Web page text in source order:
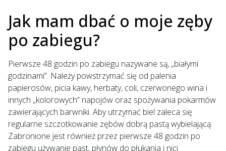
Jak mam dbać o moje zęby
po zabiegu?
Pierwsze 48 godzin po zabiegu nazywane są, „białymi
godzinami”. Należy powstrzymać się od palenia
papierosów, picia kawy, herbaty, coli, czerwonego wina i
innych ,,kolorowych” napojów oraz spożywania pokarmów
zawierających barwniki. Aby utrzymać biel zaleca się
regularne szczotkowanie zębów dobrą pastą wybielającą.
Zabronione jest również przez pierwsze 48 godzin po
zabiegu używanie past, płynów do płukania i nici